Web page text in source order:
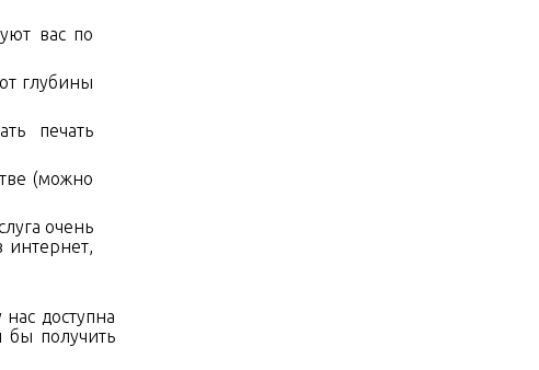
вас по
глубины
печать
(можно
очень
интернет,
доступна
бы получить